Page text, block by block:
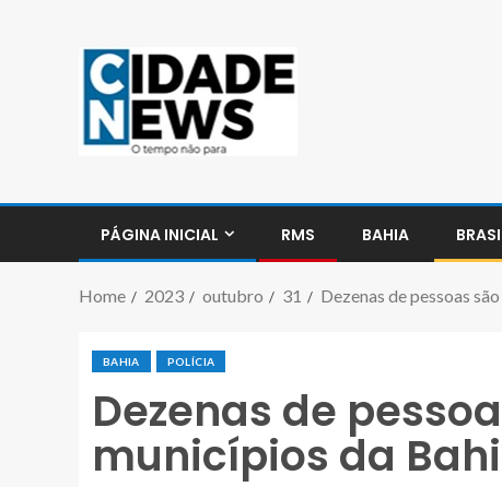
PÁGINA INICIAL RMS BAHIA
Home 2023 outubro 31 Dezenas de pessoas
BAHIA POLÍCIA
Dezenas de
municípios da